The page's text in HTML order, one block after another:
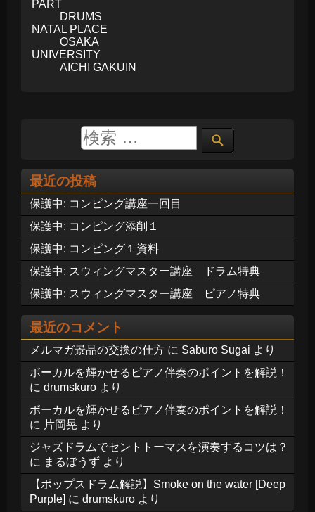
PART
DRUMS
NATAL PLACE
OSAKA
UNIVERSITY
AICHI GAKUIN
最近の投稿
保護中: コンピング講座一回目
保護中: コンピング添削１
保護中: コンピング１資料
保護中: スウィングマスター講座 ドラム特典
保護中: スウィングマスター講座 ピアノ特典
最近のコメント
メルマガ景品の交換の仕方 に Saburo Sugai より
ボーカルを輝かせるピアノ伴奏のポイントを解説！
に drumskuro より
ボーカルを輝かせるピアノ伴奏のポイントを解説！
に 片岡晃 より
ジャズドラムでセントトーマスを演奏するコツは？
に まるぼうず より
【ポップスドラム解説】Smoke on the water [Deep
Purple] に drumskuro より